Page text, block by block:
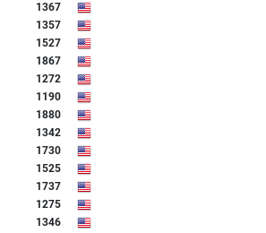
1367
1357
1527
1867
1272
1190
1880
1342
1730
1525
1737
1275
1346